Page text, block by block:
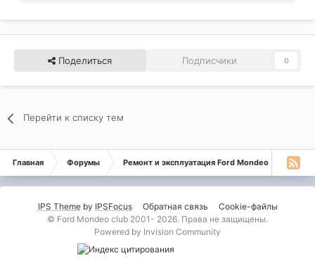
Поделиться Подписчики 0
Перейти к списку тем
Главная Форумы Ремонт и эксплуатация Ford Mondeo
IPS Themeby IPSFocus Обратная связь
Cookie-файлы
© Ford Mondeo club 2001- 2026. Права не защищены.
Powered by Invision Community